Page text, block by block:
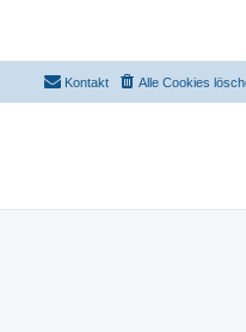
Alle Cookies
Kontakt